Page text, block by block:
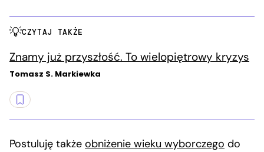
CZYTAJ TAKŻE
Znamy już przyszłość. To wielopiętrowy kryzys
Tomasz S. Markiewka
Postuluję także obniżenie wieku wyborczego do